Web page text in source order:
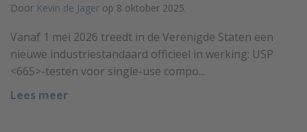
Door Kevin de Jager op 8 oktober 2025.
Vanaf 1 mei 2026 treedt in de Verenigde Staten een
nieuwe industriestandaard officieel in werking: USP
<665>-testen voor single-use compo...
Lees meer